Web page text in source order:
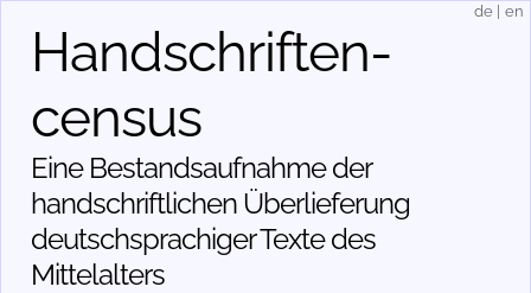
Handschriften­
census
Eine Bestandsaufnahme der
handschriftlichen Über­lieferung
deutschsprachiger Texte des
Mittelalters
de en